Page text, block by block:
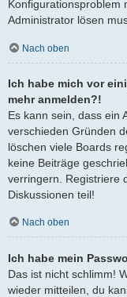
Konfigurationsproblem
Administrator lösen
Nach oben
Ich habe mich vor
mehr anmelden?!
Es kann sein, dass ein
verschieden Gründen
löschen viele Boards
keine Beiträge
verringern. Registriere
Diskussionen teil!
Nach oben
Ich habe mein
Das ist nicht schlimm!
wieder mitteilen, du